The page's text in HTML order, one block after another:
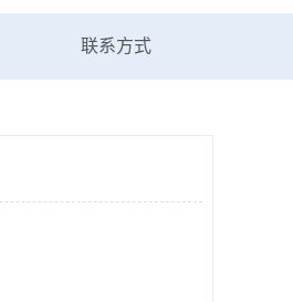
联系方式